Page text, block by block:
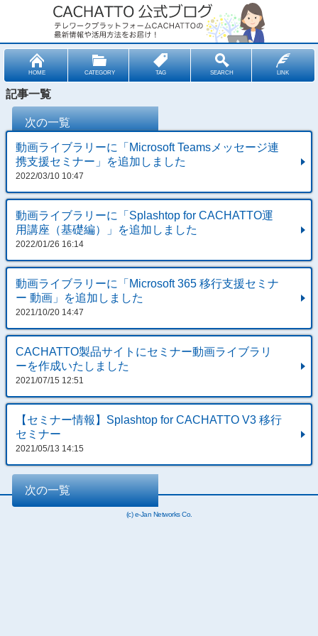
HOME CATEGORY TAG SEARCH LINK
記事一覧
次の一覧
動画ライブラリーに「Microsoft Teamsメッセージ連
携支援セミナー」を追加しました
2022/03/10 10:47
動画ライブラリーに「Splashtop for CACHATTO運
用講座（基礎編）」を追加しました
2022/01/26 16:14
動画ライブラリーに「Microsoft 365 移行支援セミナ
ー 動画」を追加しました
2021/10/20 14:47
CACHATTO製品サイトにセミナー動画ライブラリ
ーを作成いたしました
2021/07/15 12:51
【セミナー情報】Splashtop for CACHATTO V3 移行
セミナー
2021/05/13 14:15
次の一覧
(c) e-Jan Networks Co.